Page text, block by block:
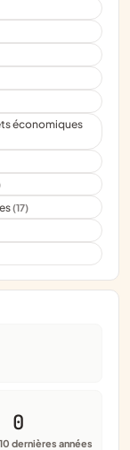
économiques
(17)
0
dernières années